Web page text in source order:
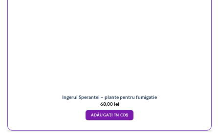
Ingerul Sperantei – plante pentru fumigatie
68,00lei
ADĂUGAȚI ÎN COȘ